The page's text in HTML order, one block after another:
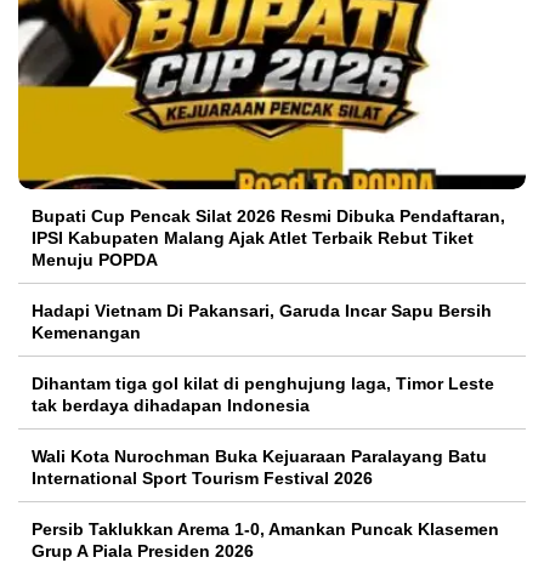
Bupati Cup Pencak Silat 2026 Resmi Dibuka Pendaftaran,
IPSI Kabupaten Malang Ajak Atlet Terbaik Rebut Tiket
Menuju POPDA
Hadapi Vietnam Di Pakansari, Garuda Incar Sapu Bersih
Kemenangan
Dihantam tiga gol kilat di penghujung laga, Timor Leste
tak berdaya dihadapan Indonesia
Wali Kota Nurochman Buka Kejuaraan Paralayang Batu
International Sport Tourism Festival 2026
Persib Taklukkan Arema 1-0, Amankan Puncak Klasemen
Grup A Piala Presiden 2026